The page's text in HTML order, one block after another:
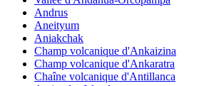
Andrus
Aneityum
Aniakchak
Champ volcanique d'Ankaizina
Champ volcanique d'Ankaratra
Chaîne volcanique d'Antillanca